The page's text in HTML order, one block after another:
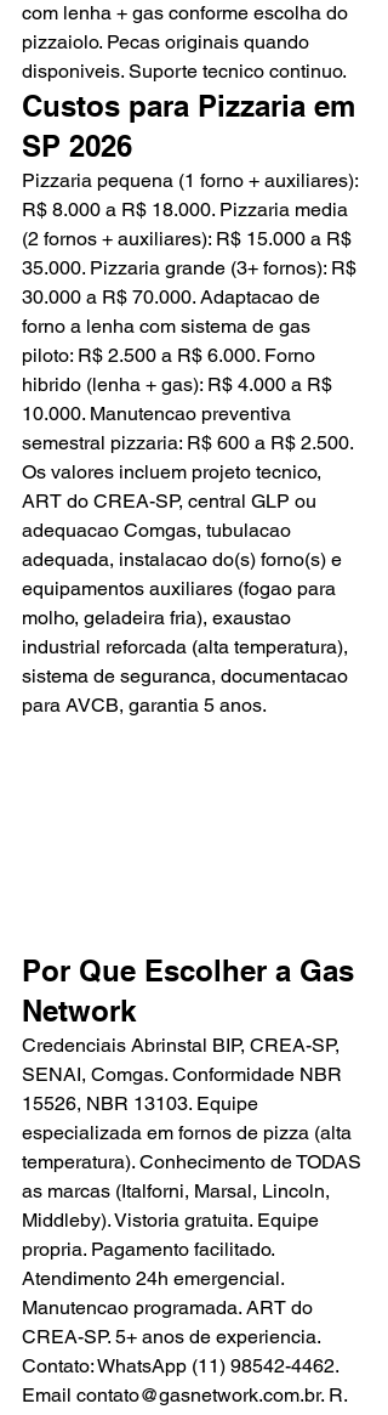
com lenha + gas conforme escolha do
pizzaiolo. Pecas originais quando
disponiveis. Suporte tecnico continuo.
Custos para Pizzaria em
SP 2026
Pizzaria pequena (1 forno + auxiliares):
R$ 8.000 a R$ 18.000. Pizzaria media
(2 fornos + auxiliares): R$ 15.000 a R$
35.000. Pizzaria grande (3+ fornos): R$
30.000 a R$ 70.000. Adaptacao de
forno a lenha com sistema de gas
piloto: R$ 2.500 a R$ 6.000. Forno
hibrido (lenha + gas): R$ 4.000 a R$
10.000. Manutencao preventiva
semestral pizzaria: R$ 600 a R$ 2.500.
Os valores incluem projeto tecnico,
ART do CREA-SP, central GLP ou
adequacao Comgas, tubulacao
adequada, instalacao do(s) forno(s) e
equipamentos auxiliares (fogao para
molho, geladeira fria), exaustao
industrial reforcada (alta temperatura),
sistema de seguranca, documentacao
para AVCB, garantia 5 anos.
Por Que Escolher a Gas
Network
Credenciais Abrinstal BIP, CREA-SP,
SENAI, Comgas. Conformidade NBR
15526, NBR 13103. Equipe
especializada em fornos de pizza (alta
temperatura). Conhecimento de TODAS
as marcas (Italforni, Marsal, Lincoln,
Middleby). Vistoria gratuita. Equipe
propria. Pagamento facilitado.
Atendimento 24h emergencial.
Manutencao programada. ART do
CREA-SP. 5+ anos de experiencia.
Contato: WhatsApp (11) 98542-4462.
Email contato@gasnetwork.com.br. R.